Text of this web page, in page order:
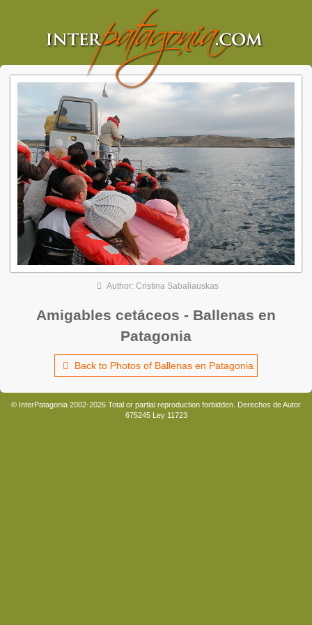
Author: Cristina Sabaliauskas
Amigables cetáceos - Ballenas en
Patagonia
Back to Photos of Ballenas en Patagonia
© InterPatagonia 2002-2026 Total or partial reproduction forbidden. Derechos de Autor
675245 Ley 11723